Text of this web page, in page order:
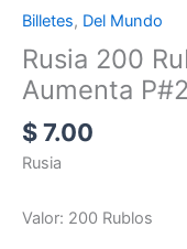
Billetes, Del Mundo
Rusia 200
Aumenta
$7.00
Rusia
Valor: 200 Rublos